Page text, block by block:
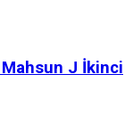
J İkinci